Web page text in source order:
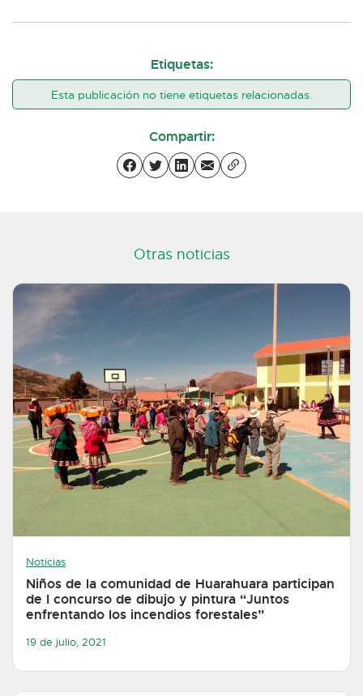
Etiquetas:
Esta publicación no tiene etiquetas relacionadas.
Compartir:
Otras noticias
Noticias
Niños de la comunidad de Huarahuara participan
de I concurso de dibujo y pintura “Juntos
enfrentando los incendios forestales”
19 de julio, 2021